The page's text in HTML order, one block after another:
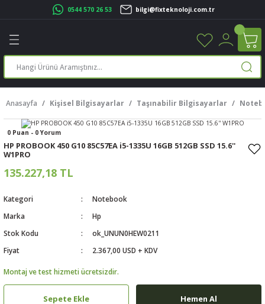
0544 570 26 53 bilgi@fixteknoloji.com.tr
Geri Dön
Geri Dön
Geri Dön
Yazıcı
Geri Dön
Geri Dön
Geri Dön
Geri Dön
Geri Dön
Anasayfa Kişisel Bilgisayarlar Taşınabilir Bilgisayarlar
0 Puan - 0 Yorum
HP PROBOOK 450 G10 85C57EA i5-1335U 16GB 512GB SSD 15.6''
W1PRO
135.227,18 TL
Kategori
Notebook
Marka
Hp
Stok Kodu
ok_UNUN0HEW0211
Fiyat
2.367,00 USD + KDV
Montaj ve test hizmeti ücretsizdir.
Sepete Ekle Hemen Al